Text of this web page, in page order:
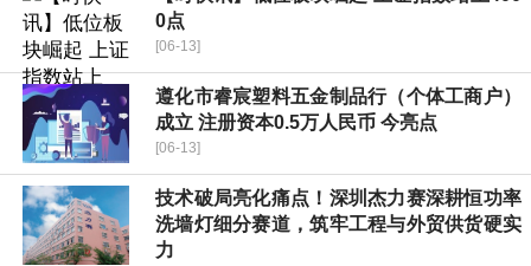
0点
[06-13]
遵化市睿宸塑料五金制品行（个体工商户）
成立 注册资本0.5万人民币 今亮点
[06-13]
技术破局亮化痛点！深圳杰力赛深耕恒功率
洗墙灯细分赛道，筑牢工程与外贸供货硬实
力